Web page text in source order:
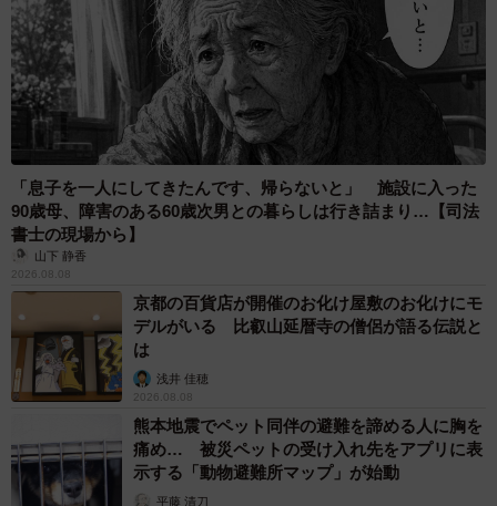
「息子を一人にしてきたんです、帰らないと」 施設に入った
90歳母、障害のある60歳次男との暮らしは行き詰まり…【司法
書士の現場から】
山下 静香
2026.08.08
京都の百貨店が開催のお化け屋敷のお化けにモ
デルがいる 比叡山延暦寺の僧侶が語る伝説と
は
浅井 佳穂
2026.08.08
熊本地震でペット同伴の避難を諦める人に胸を
痛め… 被災ペットの受け入れ先をアプリに表
示する「動物避難所マップ」が始動
平藤 清刀